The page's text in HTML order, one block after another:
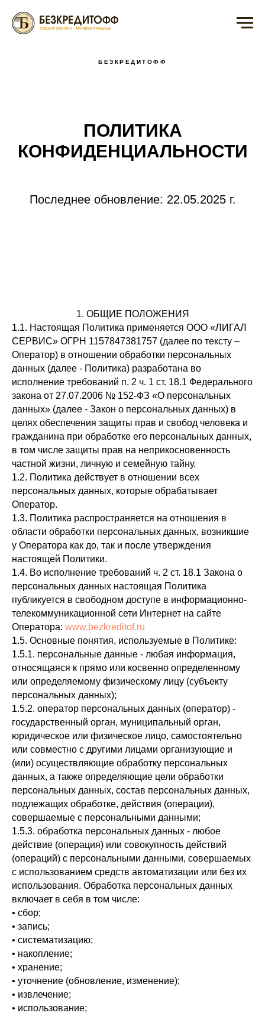
БЕЗКРЕДИТОФФ
ПОЛИТИКА
КОНФИДЕНЦИАЛЬНОСТИ
Последнее обновление: 22.05.2025 г.
1. ОБЩИЕ ПОЛОЖЕНИЯ
1.1. Настоящая Политика применяется ООО «ЛИГАЛ
СЕРВИС» ОГРН 1157847381757 (далее по тексту –
Оператор) в отношении обработки персональных
данных (далее - Политика) разработана во
исполнение требований п. 2 ч. 1 ст. 18.1 Федерального
закона от 27.07.2006 № 152-ФЗ «О персональных
данных» (далее - Закон о персональных данных) в
целях обеспечения защиты прав и свобод человека и
гражданина при обработке его персональных данных,
в том числе защиты прав на неприкосновенность
частной жизни, личную и семейную тайну.
1.2. Политика действует в отношении всех
персональных данных, которые обрабатывает
Оператор.
1.3. Политика распространяется на отношения в
области обработки персональных данных, возникшие
у Оператора как до, так и после утверждения
настоящей Политики.
1.4. Во исполнение требований ч. 2 ст. 18.1 Закона о
персональных данных настоящая Политика
публикуется в свободном доступе в информационно-
телекоммуникационной сети Интернет на сайте
Оператора: www.bezkreditof.ru
1.5. Основные понятия, используемые в Политике:
1.5.1. персональные данные - любая информация,
относящаяся к прямо или косвенно определенному
или определяемому физическому лицу (субъекту
персональных данных);
1.5.2. оператор персональных данных (оператор) -
государственный орган, муниципальный орган,
юридическое или физическое лицо, самостоятельно
или совместно с другими лицами организующие и
(или) осуществляющие обработку персональных
данных, а также определяющие цели обработки
персональных данных, состав персональных данных,
подлежащих обработке, действия (операции),
совершаемые с персональными данными;
1.5.3. обработка персональных данных - любое
действие (операция) или совокупность действий
(операций) с персональными данными, совершаемых
с использованием средств автоматизации или без их
использования. Обработка персональных данных
включает в себя в том числе:
• сбор;
• запись;
• систематизацию;
• накопление;
• хранение;
• уточнение (обновление, изменение);
• извлечение;
• использование;